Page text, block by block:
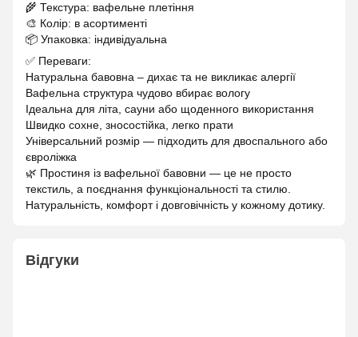
🌾 Текстура: вафельне плетіння
🎨 Колір: в асортименті
📦 Упаковка: індивідуальна
✅ Переваги:
Натуральна бавовна – дихає та не викликає алергії
Вафельна структура чудово вбирає вологу
Ідеальна для літа, сауни або щоденного використання
Швидко сохне, зносостійка, легко прати
Універсальний розмір — підходить для двоспального або
євроліжка
🌿 Простиня із вафельної бавовни — це не просто
текстиль, а поєднання функціональності та стилю.
Натуральність, комфорт і довговічність у кожному дотику.
Відгуки